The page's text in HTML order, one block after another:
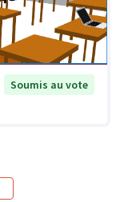
Soumis au vote